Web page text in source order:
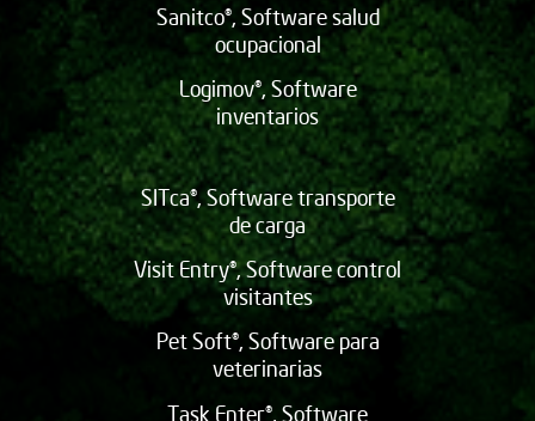
Sanitco®, Software salud
ocupacional
Logimov®, Software
inventarios
SITca®, Software transporte
de carga
Visit Entry®, Software control
visitantes
Pet Soft®, Software para
veterinarias
Task Enter®, Software